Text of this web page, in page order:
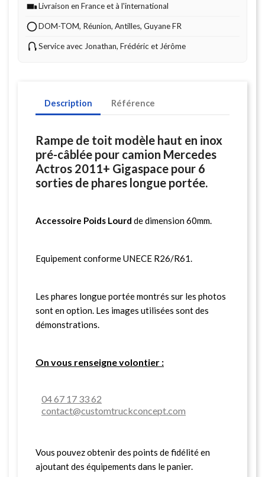
Livraison en France et à l'international
DOM-TOM, Réunion, Antilles, Guyane FR
Service avec Jonathan, Frédéric et Jérôme
Description Référence
Rampe de toit modèle haut en inox
pré-câblée pour camion Mercedes
Actros 2011+ Gigaspace pour 6
sorties de phares longue portée.
Accessoire Poids Lourd de dimension 60mm.
Equipement conforme UNECE R26/R61.
Les phares longue portée montrés sur les photos
sont en option. Les images utilisées sont des
démonstrations.
On vous renseigne volontier :
04 67 17 33 62
contact@customtruckconcept.com
Vous pouvez obtenir des points de fidélité en
ajoutant des équipements dans le panier.